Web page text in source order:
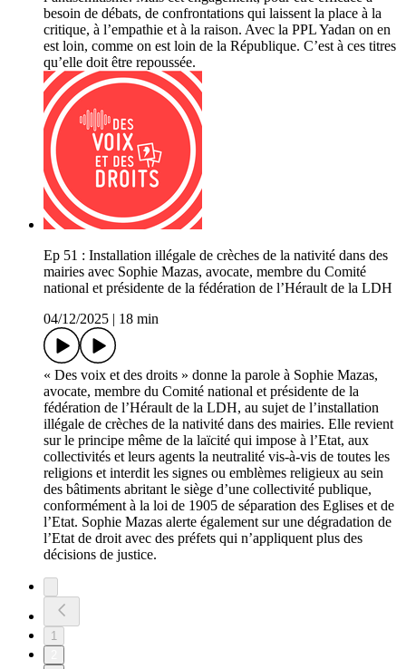
besoin de débats, de confrontations qui laissent la place à la
critique, à l’empathie et à la raison. Avec la PPL Yadan on en
est loin, comme on est loin de la République. C’est à ces titres
qu’elle doit être repoussée.
Ep 51 : Installation illégale de crèches de la nativité dans des
mairies avec Sophie Mazas, avocate, membre du Comité
national et présidente de la fédération de l’Hérault de la LDH
04/12/2025
18 min
« Des voix et des droits » donne la parole à Sophie Mazas,
avocate, membre du Comité national et présidente de la
fédération de l’Hérault de la LDH, au sujet de l’installation
illégale de crèches de la nativité dans des mairies. Elle revient
sur le principe même de la laïcité qui impose à l’Etat, aux
collectivités et leurs agents la neutralité vis-à-vis de toutes les
religions et interdit les signes ou emblèmes religieux au sein
des bâtiments abritant le siège d’une collectivité publique,
conformément à la loi de 1905 de séparation des Eglises et de
l’Etat. Sophie Mazas alerte également sur une dégradation de
l’Etat de droit avec des préfets qui n’appliquent plus des
décisions de justice.
1